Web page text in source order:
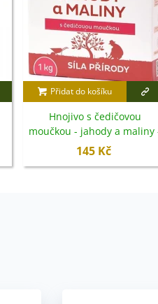
Přidat do košíku
Hnojivo s čedičovou
moučkou - jahody a maliny
Rosteto - hnojivo - 1 kg
145 Kč